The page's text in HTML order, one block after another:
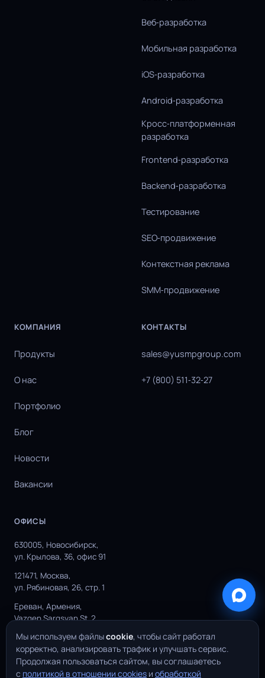
Веб‑разработка
Мобильная разработка
iOS‑разработка
Android‑разработка
Кросс‑платформенная
разработка
Frontend‑разработка
Backend‑разработка
Тестирование
SEO‑продвижение
Контекстная реклама
SMM‑продвижение
КОМПАНИЯ
Продукты
О нас
Портфолио
Блог
Новости
Вакансии
КОНТАКТЫ
sales@yusmpgroup.com
+7 (800) 511‑32‑27
ОФИСЫ
630005, Новосибирск,
ул. Крылова, 36, офис 91
121471, Москва,
ул. Рябиновая, 26, стр. 1
Ереван, Армения,
Vazgen Sargsyan St. 2
© 2026 YuSMP Group. Все права защищены.
Мы используем файлыcookie, чтобы сайт работал
корректно, анализировать трафик и улучшать сервис.
Продолжая пользоваться сайтом, вы соглашаетесь
с политикой в отношении cookies и обработкой